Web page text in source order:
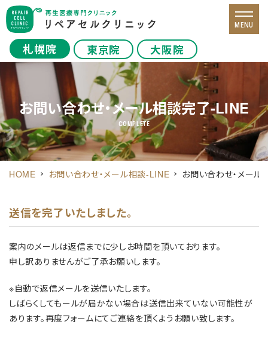
札幌院 東京院 大阪院
MENU
お問い合わせ・メール相談完了-LINE
COMPLETE
HOME お問い合わせ・メール相談-LINE お問い合わせ・メー
送信を完了いたしました。
案内のメールは返信までに少しお時間を頂いております。
申し訳ありませんがご了承お願いします。
※自動で返信メールを送信いたします。
しばらくしてもールが届かない場合は送信出来ていない可能性が
あります。再度フォームにてご連絡を頂くようお願い致します。